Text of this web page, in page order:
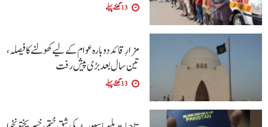
13 گھنٹے پہلے
مزارِ قائد دوبارہ عوام کے لیے کھولنے کا فیصلہ،
تین سال بعد بڑی پیش رفت
13 گھنٹے پہلے